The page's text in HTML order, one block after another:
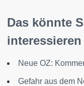
Das könnte
interessieren
Neue OZ:
Gefahr aus dem